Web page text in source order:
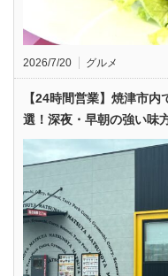
2026/7/20 グルメ
【24時間営業】焼津市
選！深夜・早朝の強い味